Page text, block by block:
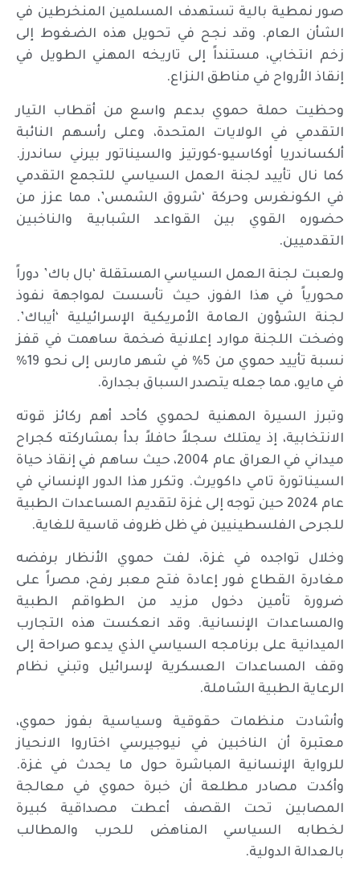
صور نمطية بالية تستهدف المسلمين المنخرطين في
الشأن العام. وقد نجح في تحويل هذه الضغوط إلى
زخم انتخابي، مستنداً إلى تاريخه المهني الطويل في
إنقاذ الأرواح في مناطق النزاع.
وحظيت حملة حموي بدعم واسع من أقطاب التيار
التقدمي في الولايات المتحدة، وعلى رأسهم النائبة
ألكساندريا أوكاسيو-كورتيز والسيناتور بيرني ساندرز.
كما نال تأييد لجنة العمل السياسي للتجمع التقدمي
في الكونغرس وحركة ‘شروق الشمس’، مما عزز من
حضوره القوي بين القواعد الشبابية والناخبين
التقدميين.
ولعبت لجنة العمل السياسي المستقلة ‘بال باك’ دوراً
محورياً في هذا الفوز، حيث تأسست لمواجهة نفوذ
لجنة الشؤون العامة الأمريكية الإسرائيلية ‘أيباك’.
وضخت اللجنة موارد إعلانية ضخمة ساهمت في قفز
نسبة تأييد حموي من 5% في شهر مارس إلى نحو 19%
في مايو، مما جعله يتصدر السباق بجدارة.
وتبرز السيرة المهنية لحموي كأحد أهم ركائز قوته
الانتخابية، إذ يمتلك سجلاً حافلاً بدأ بمشاركته كجراح
ميداني في العراق عام 2004، حيث ساهم في إنقاذ حياة
السيناتورة تامي داكويرث. وتكرر هذا الدور الإنساني في
عام 2024 حين توجه إلى غزة لتقديم المساعدات الطبية
للجرحى الفلسطينيين في ظل ظروف قاسية للغاية.
وخلال تواجده في غزة، لفت حموي الأنظار برفضه
مغادرة القطاع فور إعادة فتح معبر رفح، مصراً على
ضرورة تأمين دخول مزيد من الطواقم الطبية
والمساعدات الإنسانية. وقد انعكست هذه التجارب
الميدانية على برنامجه السياسي الذي يدعو صراحة إلى
وقف المساعدات العسكرية لإسرائيل وتبني نظام
الرعاية الطبية الشاملة.
وأشادت منظمات حقوقية وسياسية بفوز حموي،
معتبرة أن الناخبين في نيوجيرسي اختاروا الانحياز
للرواية الإنسانية المباشرة حول ما يحدث في غزة.
وأكدت مصادر مطلعة أن خبرة حموي في معالجة
المصابين تحت القصف أعطت مصداقية كبيرة
لخطابه السياسي المناهض للحرب والمطالب
بالعدالة الدولية.